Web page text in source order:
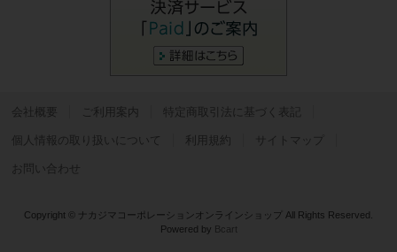
会社概要 ご利用案内 特定商取引法に基づく表記
個人情報の取り扱いについて 利用規約 サイトマップ
お問い合わせ
Copyright © ナカジマコーポレーションオンラインショップ All Rights Reserved.
Powered by Bcart